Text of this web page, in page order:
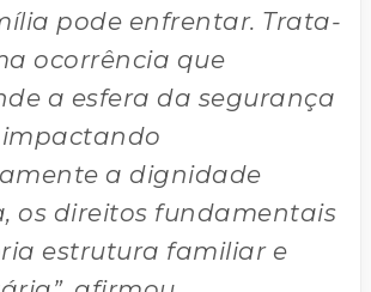
pode enfrentar. Trata-
ocorrência que
a esfera da segurança
a dignidade
os direitos fundamentais
estrutura familiar e